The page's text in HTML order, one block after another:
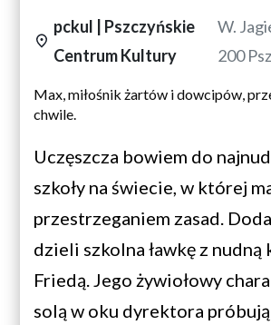
pckul | Pszczyńskie
Centrum Kultury
W.
200
Max, miłośnik żartów i dowcipów,
chwile.
Uczęszcza bowiem do
szkoły na świecie, w której
przestrzeganiem zasad.
dzieli szkolna ławkę z nudną
Friedą. Jego żywiołowy
solą w oku dyrektora